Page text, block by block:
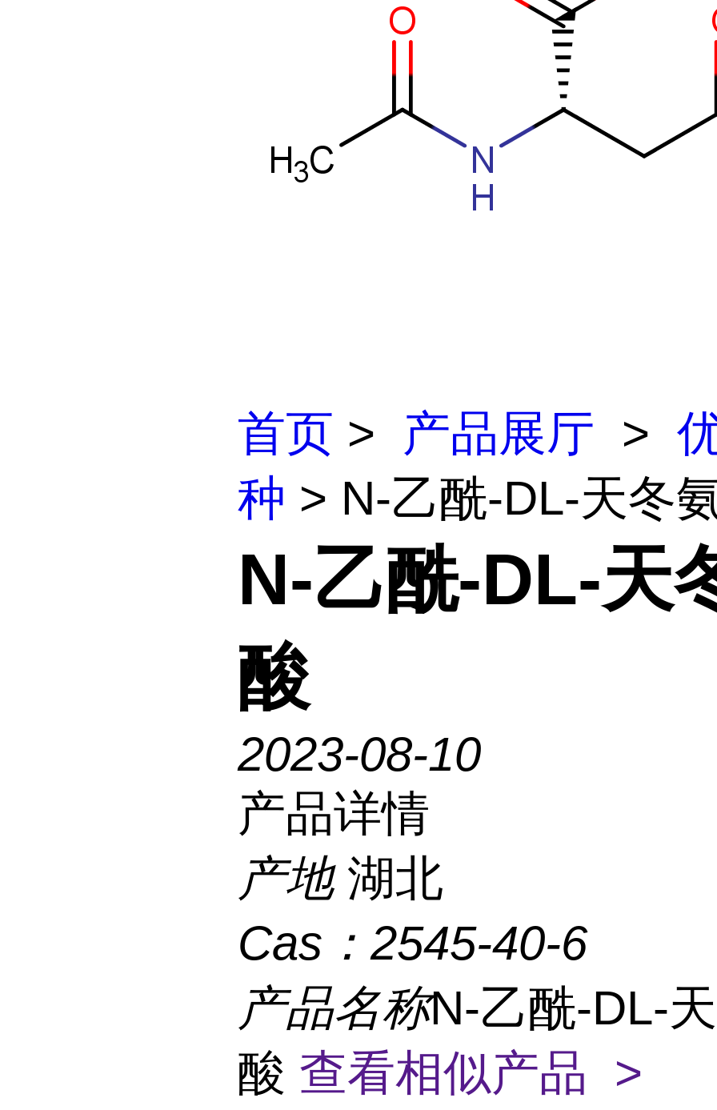
首页 > 产品展厅 >
种 > N-乙酰-DL-天冬
N-乙酰-DL-天
酸
2023-08-10
产品详情
产地 湖北
Cas： 2545-40-6
产品名称N-乙酰-DL-
酸 查看相似产品 >